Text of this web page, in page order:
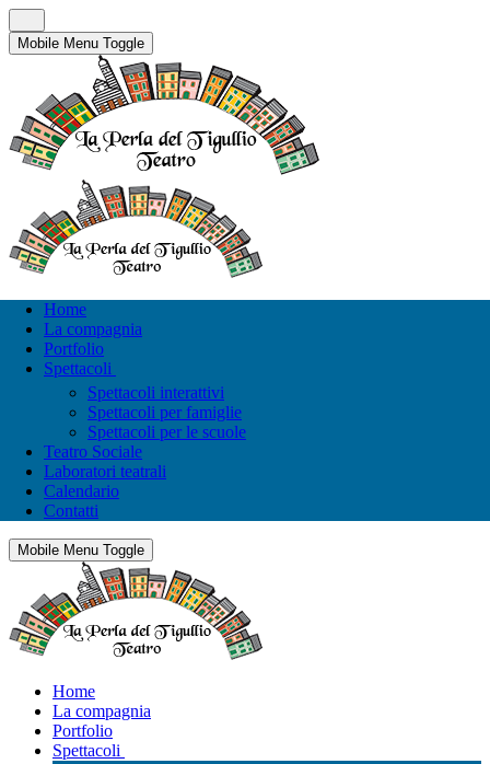
Mobile Menu Toggle
Home
La compagnia
Portfolio
Spettacoli
Spettacoli interattivi
Spettacoli per famiglie
Spettacoli per le scuole
Teatro Sociale
Laboratori teatrali
Calendario
Contatti
Mobile Menu Toggle
Home
La compagnia
Portfolio
Spettacoli